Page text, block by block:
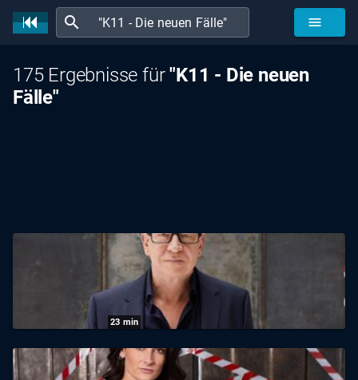
search menu
175 Ergebnisse für"K11 - Die neuen
Fälle"
23 min
K11 - Die neuen Fälle: Staffel 2 Folge 18
Der Hater